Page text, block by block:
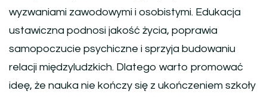
wyzwaniami zawodowymi i osobistymi. Edukacja
ustawiczna podnosi jakość życia, poprawia
samopoczucie psychiczne i sprzyja budowaniu
relacji międzyludzkich. Dlatego warto promować
ideę, że nauka nie kończy się z ukończeniem szkoły